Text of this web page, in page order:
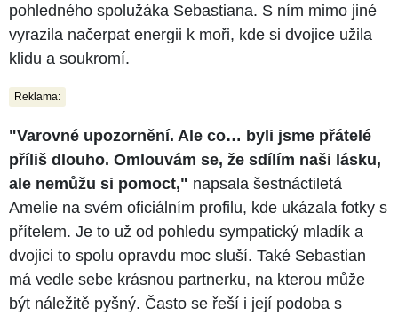
pohledného spolužáka Sebastiana. S ním mimo jiné
vyrazila načerpat energii k moři, kde si dvojice užila
klidu a soukromí.
Reklama:
"Varovné upozornění. Ale co… byli jsme přátelé
příliš dlouho. Omlouvám se, že sdílím naši lásku,
ale nemůžu si pomoct," napsala šestnáctiletá
Amelie na svém oficiálním profilu, kde ukázala fotky s
přítelem. Je to už od pohledu sympatický mladík a
dvojici to spolu opravdu moc sluší. Také Sebastian
má vedle sebe krásnou partnerku, na kterou může
být náležitě pyšný. Často se řeší i její podoba s